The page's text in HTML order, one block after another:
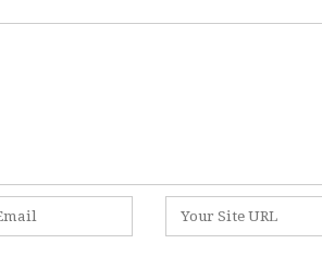
Website